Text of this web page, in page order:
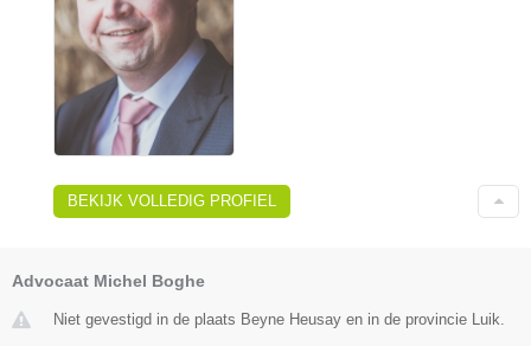
BEKIJK VOLLEDIG PROFIEL
Advocaat Michel Boghe
Niet gevestigd in de plaats Beyne Heusay en in de provincie Luik.